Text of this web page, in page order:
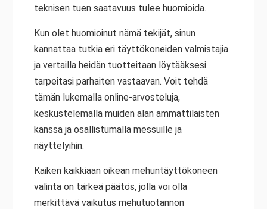
teknisen tuen saatavuus tulee huomioida.
Kun olet huomioinut nämä tekijät, sinun
kannattaa tutkia eri täyttökoneiden valmistajia
ja vertailla heidän tuotteitaan löytääksesi
tarpeitasi parhaiten vastaavan. Voit tehdä
tämän lukemalla online-arvosteluja,
keskustelemalla muiden alan ammattilaisten
kanssa ja osallistumalla messuille ja
näyttelyihin.
Kaiken kaikkiaan oikean mehuntäyttökoneen
valinta on tärkeä päätös, jolla voi olla
merkittävä vaikutus mehutuotannon